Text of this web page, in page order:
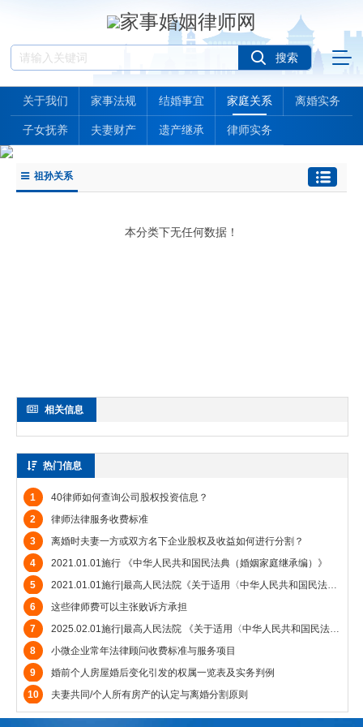
关于我们 家事法规 结婚事宜 家庭关系 离婚实务
子女抚养 夫妻财产 遗产继承 律师实务
祖孙关系
本分类下无任何数据！
相关信息
热门信息
1
40律师如何查询公司股权投资信息？
2
律师法律服务收费标准
3
离婚时夫妻一方或双方名下企业股权及收益如何进行分割？
4
2021.01.01施行 《中华人民共和国民法典（婚姻家庭继承编）》
5
2021.01.01施行|最高人民法院《关于适用〈中华人民共和国民法典〉婚姻家庭编的解释（一）》
6
这些律师费可以主张败诉方承担
7
2025.02.01施行|最高人民法院 《关于适用〈中华人民共和国民法典〉婚姻家庭编的解释（二）》
8
小微企业常年法律顾问收费标准与服务项目
9
婚前个人房屋婚后变化引发的权属一览表及实务判例
10
夫妻共同/个人所有房产的认定与离婚分割原则